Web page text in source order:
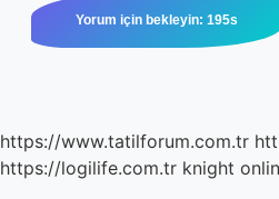
https://www.tatilforum.com.tr
https://logilife.com.tr knight